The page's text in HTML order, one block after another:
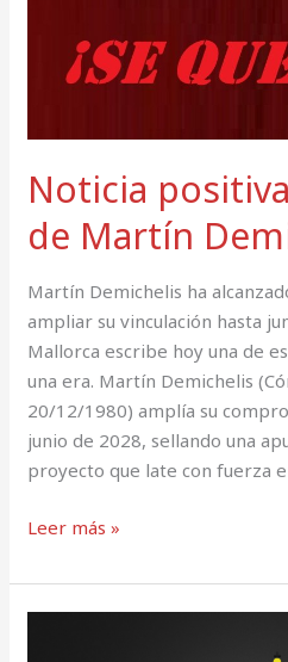
Noticia
de Martín
Martín Demichelis ha
ampliar su vinculación hasta
Mallorca escribe hoy una de
una era. Martín Demichelis
20/12/1980) amplía su
junio de 2028, sellando una
proyecto que late con fuerza
Leer más »